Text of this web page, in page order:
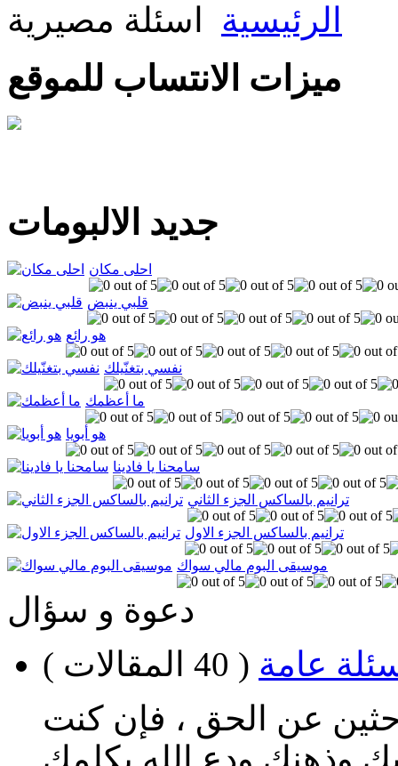
الرئيسية
اسئلة مصيرية
ميزات الانتساب للموقع
جديد الالبومات
احلى مكان
قلبي ينبض
هو رائع
نفسي بتغنّيلك
ما أعظمك
هو أبويا
سامحنا يا فادينا
ترانيم بالساكس الجزء الثاني
ترانيم بالساكس الجزء الاول
موسيقى البوم مالي سواك
دعوة و سؤال
عامة ( 40 المقالات )
عن الحق ، فإن كنت
وذهنك ودع الله يكلمك